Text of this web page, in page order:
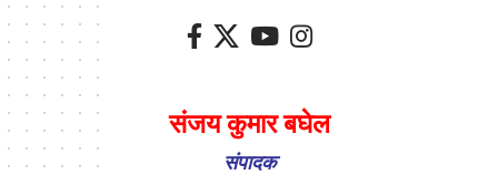
संजय कुमार बघेल
संपादक